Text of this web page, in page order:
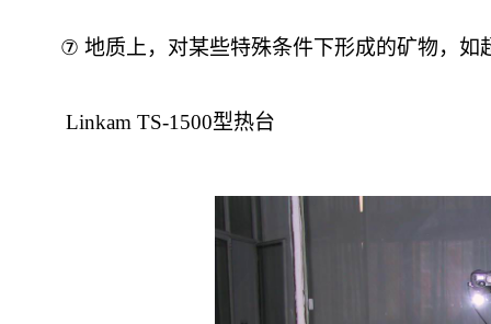
⑦ 地质上，对某些特殊条件下形成的矿物，
Linkam TS-1500型热台